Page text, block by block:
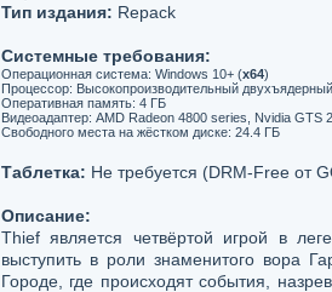
Тип издания: Repack
Системные требования:
Операционная система: Windows 10+ (x64)
Процессор: Высокопроизводительный
Оперативная память: 4 ГБ
Видеоадаптер: AMD Radeon 4800 series, Nvidia GTS
Свободного места на жёстком диске: 24.4 ГБ
Таблетка: Не требуется (DRM-Free от
Описание:
Thief является четвёртой игрой в
выступить в роли знаменитого вора
Городе, где происходят события,